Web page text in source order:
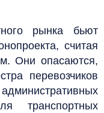
рынка бьют
считая
Они опасаются,
перевозчиков
транспортных